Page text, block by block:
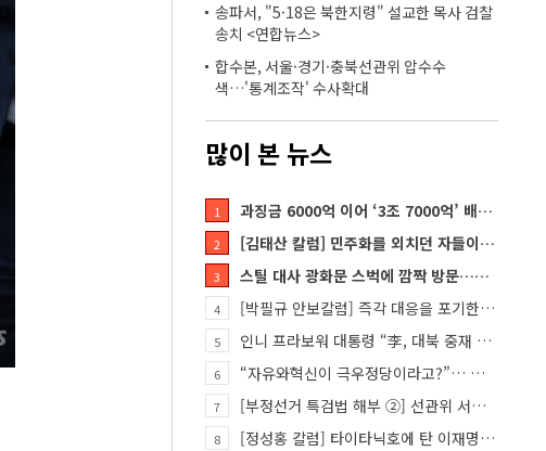
송파서, "5·18은 북한지령" 설교한 목사 검찰
송치 <연합뉴스>
합수본, 서울·경기·충북선관위 압수수
색…'통계조작' 수사확대
많이 본 뉴스
1 과징금 6000억 이어 ‘3조 7000억’ 배상 폭탄… 쿠팡 때리기에 한미 통상 ‘초비상’
2 [김태산 칼럼] 민주화를 외치던 자들이 대한민국의 적이고 간첩이었다
3 스틸 대사 광화문 스벅에 깜짝 방문…메시지?
4 [박필규 안보칼럼] 즉각 대응을 포기한 군(軍)은 생존할 수 없다
5 인니 프라보워 대통령 “李, 대북 중재 요청했다”
6 “자유와혁신이 극우정당이라고?”… 민경욱, 중앙일보 직격
7 [부정선거 특검법 해부 ②] 선관위 서버·우정본부 기록까지…‘증거를 끌어오는 칼’
8 [정성홍 칼럼] 타이타닉호에 탄 이재명 정권